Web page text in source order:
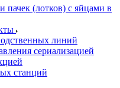
пачек (лотков) с яйцами в
линий
сериализацией
станций